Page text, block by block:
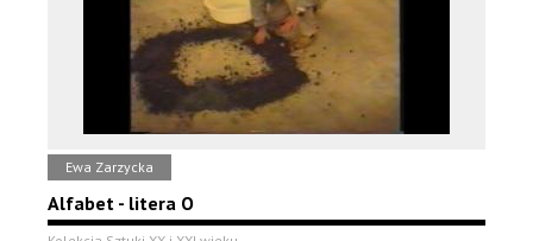
Ewa Zarzycka
Alfabet - litera O